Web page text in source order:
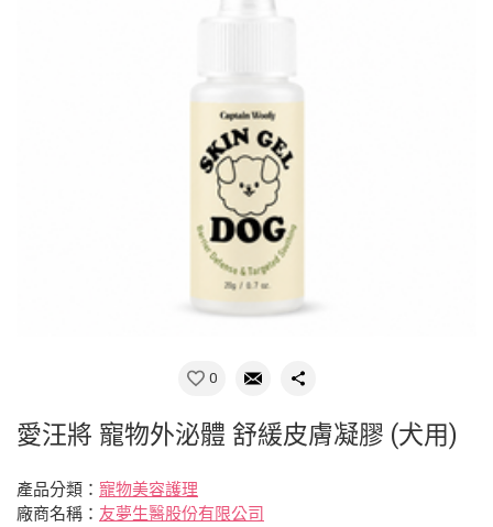
0
愛汪將 寵物外泌體 舒緩皮膚凝膠 (犬用)
產品分類： 寵物美容護理
廠商名稱： 友夢生醫股份有限公司